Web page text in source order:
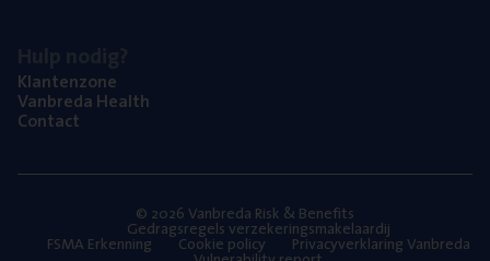
Klan­ten­zo­ne
Van­b­re­da Health
Con­tact
© 2026 Vanbreda Risk & Benefits
Gedragsregels verzekeringsmakelaardij
FSMA Erkenning Cookie policy Privacyverklaring Vanbreda